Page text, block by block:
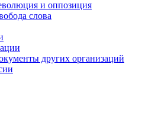
и оппозиция
слова
других организаций